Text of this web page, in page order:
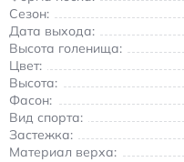
для снижения нагрузки на
мужчин и женщин -
прочной конструкции Нью
черно-оранжевые из ткани
Сезон:
Дата выхода:
Высота голенища:
Цвет:
Высота:
Фасон:
Вид спорта:
Застежка:
Материал верха: